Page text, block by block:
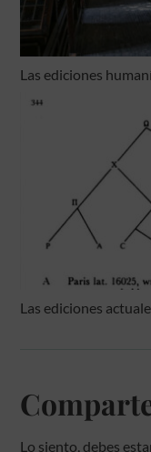
Las ediciones
Las ediciones
Lo siento, debes